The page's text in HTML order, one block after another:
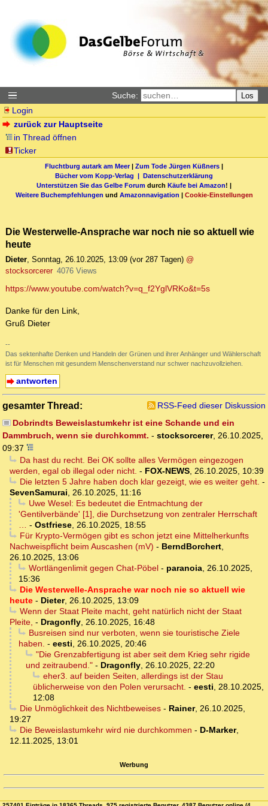
Suche: Los
Login
zurück zur Hauptseite
in Thread öffnen
Ticker
Fluchtburg autark am Meer| Zum Tode Jürgen Küßners |
Bücher vom Kopp-Verlag | Datenschutzerklärung
Unterstützen Sie das Gelbe Forum durch Käufe bei Amazon! |
Weitere Buchempfehlungen und Amazonnavigation | Cookie-Einstellungen
Die Westerwelle-Ansprache war noch nie so aktuell wie
heute
Dieter, Sonntag, 26.10.2025, 13:09 (vor 287 Tagen) @
stocksorcerer 4076 Views
https://www.youtube.com/watch?v=q_f2YglVRKo&t=5s
Danke für den Link,
Gruß Dieter
--
Das sektenhafte Denken und Handeln der Grünen und ihrer Anhänger und Wählerschaft
ist für Menschen mit gesundem Menschenverstand nur schwer nachzuvollziehen.
antworten
gesamter Thread:
RSS-Feed dieser Diskussion
Dobrindts Beweislastumkehr ist eine Schande und ein
Dammbruch, wenn sie durchkommt. - stocksorcerer, 26.10.2025,
09:37
Da hast du recht. Bei OK sollte alles Vermögen eingezogen
werden, egal ob illegal oder nicht. - FOX-NEWS, 26.10.2025, 10:39
Die letzten 5 Jahre haben doch klar gezeigt, wie es weiter geht. -
SevenSamurai, 26.10.2025, 11:16
Uwe Wesel: Es bedeutet die Entmachtung der
'Gentilverbände' [1], die Durchsetzung von zentraler Herrschaft
… - Ostfriese, 26.10.2025, 18:55
Für Krypto-Vermögen gibt es schon jetzt eine Mittelherkunfts
Nachweispflicht beim Auscashen (mV) - BerndBorchert,
26.10.2025, 13:06
Wortlängenlimit gegen Chat-Pöbel- paranoia, 26.10.2025,
15:36
Die Westerwelle-Ansprache war noch nie so aktuell wie
heute - Dieter, 26.10.2025, 13:09
Wenn der Staat Pleite macht, geht natürlich nicht der Staat
Pleite, - Dragonfly, 26.10.2025, 16:48
Busreisen sind nur verboten, wenn sie touristische Ziele
haben. - eesti, 26.10.2025, 20:46
"Die Grenzabfertigung ist aber seit dem Krieg sehr rigide
und zeitraubend." - Dragonfly, 26.10.2025, 22:20
eher3. auf beiden Seiten, allerdings ist der Stau
üblicherweise von den Polen verursacht. - eesti, 28.10.2025,
12:08
Die Unmöglichkeit des Nichtbeweises- Rainer, 26.10.2025,
19:27
Die Beweislastumkehr wird nie durchkommen - D-Marker,
12.11.2025, 13:01
Werbung